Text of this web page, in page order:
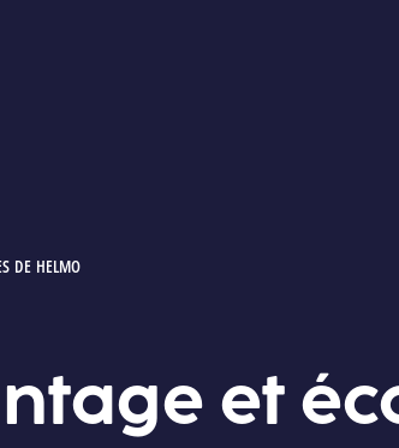
DE HELMO
ET ÉCONOMIE SOCIALE
et